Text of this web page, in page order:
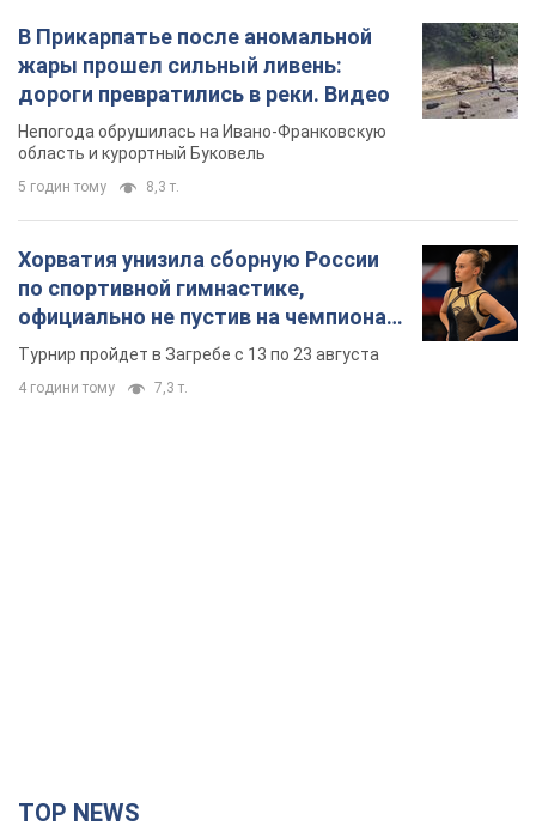
В Прикарпатье после аномальной
жары прошел сильный ливень:
дороги превратились в реки. Видео
Непогода обрушилась на Ивано-Франковскую
область и курортный Буковель
5 годин тому 8,3 т.
Хорватия унизила сборную России
по спортивной гимнастике,
официально не пустив на чемпионат
Европы основных спортсменов
Турнир пройдет в Загребе с 13 по 23 августа
4 години тому 7,3 т.
TOP NEWS